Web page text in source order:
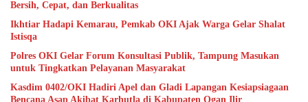
Bersih, Cepat, dan Berkualitas
Ikhtiar Hadapi Kemarau, Pemkab OKI Ajak Warga Gelar Shalat
Istisqa
Polres OKI Gelar Forum Konsultasi Publik, Tampung Masukan
untuk Tingkatkan Pelayanan Masyarakat
Kasdim 0402/OKI Hadiri Apel dan Gladi Lapangan Kesiapsiagaan
Bencana Asap Akibat Karhutla di Kabupaten Ogan Ilir